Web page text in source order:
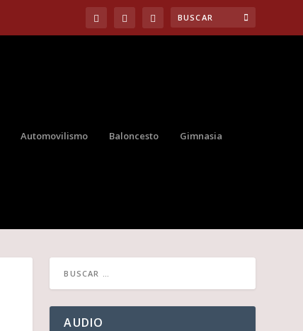
Automovilismo Baloncesto Gimnasia
AUDIO